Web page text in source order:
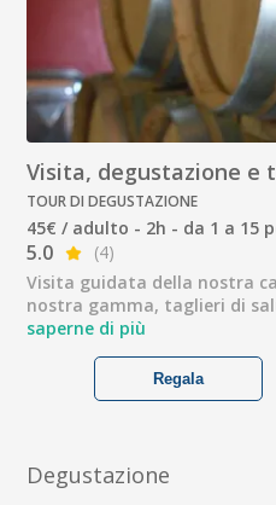
Visita, degustazione e
TOUR DI DEGUSTAZIONE
45€ / adulto - 2h - da 1 a 15
5.0
(4)
Visita guidata della nostra
nostra gamma, taglieri di
saperne di più
Regala
Degustazione